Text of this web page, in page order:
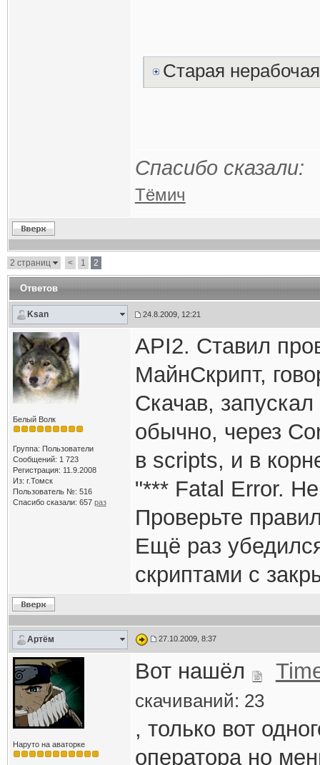
Старая
Спасибо сказали:
Тёмич
2 страниц < 1 2
Ответов
Ksan 24.8.2009, 12:21
Белый Волк
Группа: Пользователи
Сообщений: 1 723
Регистрация: 11.9.2008
Из: г.Томск
Пользователь №: 516
Спасибо сказали: 657 раз
API2. Ставил
МайнСкрипт,
Скачав,
обычно, через
в scripts, и в
"*** Fatal Error.
Проверьте
Ещё раз
скриптами с
Артём 27.10.2009, 8:37
Наруто на аваторке
Вот нашёл
скачиваний: 23
, только вот
оператора но